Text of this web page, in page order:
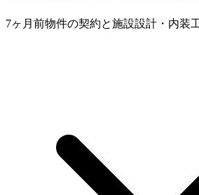
7ヶ月前物件の契約と施設設計・内装